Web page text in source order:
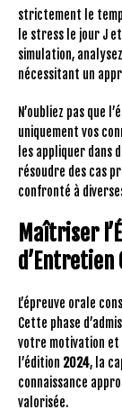
strictement le
le stress le jour J
simulation,
nécessitant un
N’oubliez pas que
uniquement vos
les appliquer dans
résoudre des cas
confronté à
Maîtriser
d’Entretien
L’épreuve orale
Cette phase
votre motivation et
l’édition 2024, la
connaissance
valorisée.